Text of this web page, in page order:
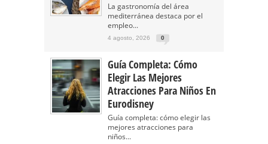
La gastronomía del área
mediterránea destaca por el
empleo...
4 agosto, 2026 0
Guía Completa: Cómo
Elegir Las Mejores
Atracciones Para Niños En
Eurodisney
Guía completa: cómo elegir las
mejores atracciones para
niños...